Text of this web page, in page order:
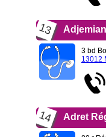
13
3 bd
13012
14 Adret